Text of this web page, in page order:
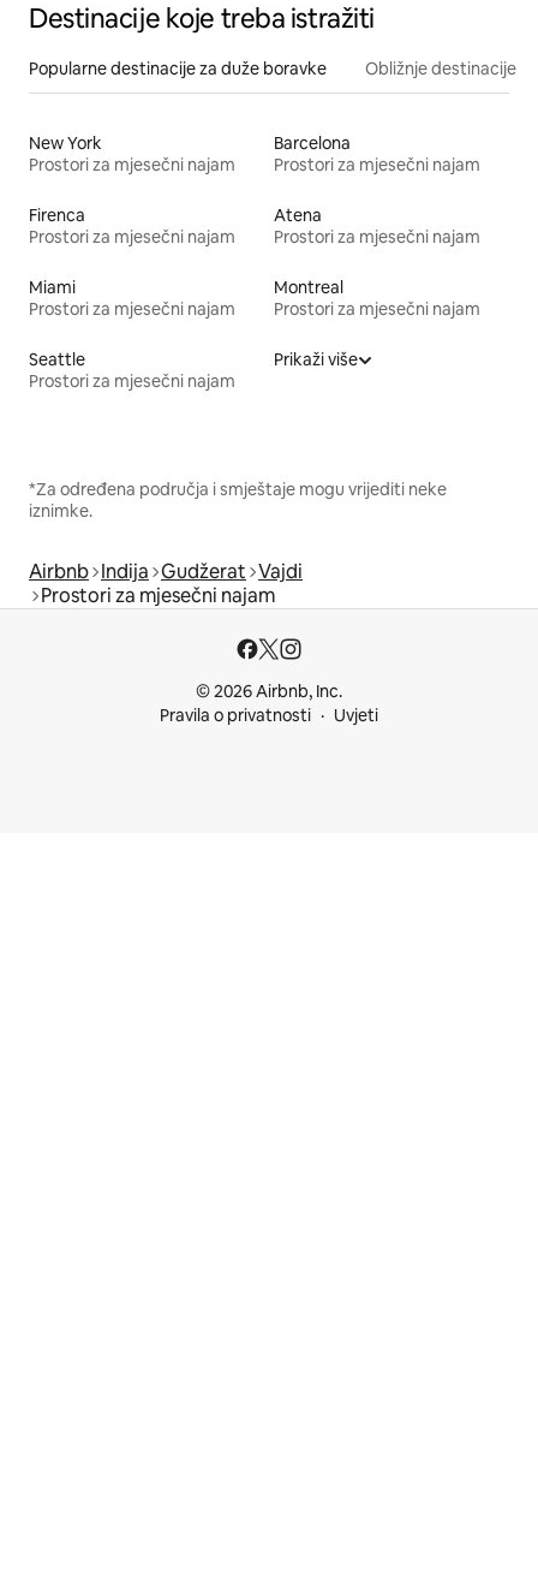
Destinacije koje treba istražiti
Popularne destinacije za duže boravke Obližnje destinacije
New York
Prostori za mjesečni najam
Barcelona
Prostori za mjesečni najam
Firenca
Prostori za mjesečni najam
Atena
Prostori za mjesečni najam
Miami
Prostori za mjesečni najam
Montreal
Prostori za mjesečni najam
Seattle
Prostori za mjesečni najam
Prikaži više
*Za određena područja i smještaje mogu vrijediti neke
iznimke.
Airbnb Indija Gudžerat Vajdi
Prostori za mjesečni najam
© 2026 Airbnb, Inc.
Pravila o privatnosti
Uvjeti